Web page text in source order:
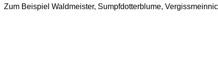
Zum Beispiel Waldmeister, Sumpfdotterblume,